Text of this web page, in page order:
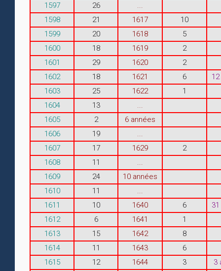
1597
26
1598
21 1617
10
1599
20 1618
5
1600
18 1619
2
1601
29 1620
2
1602
18 1621 6
1603
25 1622
1
1604
13
1605
2
6 années
1606
19
1607
17 1629
2
1608
11
1609
24
10 années
1610
11
1611
10 1640 6
1612
6 1641
1
1613
15 1642
8
1614
11 1643
6
1615
12 1644 3
3